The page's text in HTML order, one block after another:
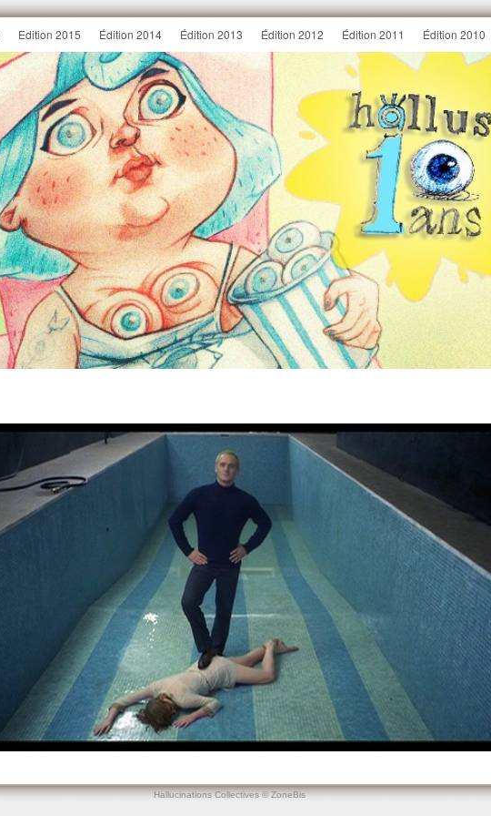
Edition 2015 Édition 2014 Édition 2013 Édition 2012 Édition 2011 Édition 2010
Hallucinations Collectives © ZoneBis